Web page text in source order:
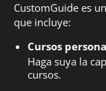
CustomGuide es
que incluye:
Cursos
Haga suya la
cursos.